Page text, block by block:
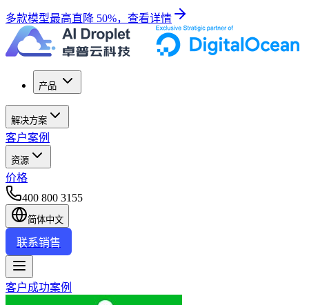
多款模型最高直降 50%，查看详情
产品
解决方案
客户案例
资源
价格
400 800 3155
简体中文
联系销售
客户成功案例